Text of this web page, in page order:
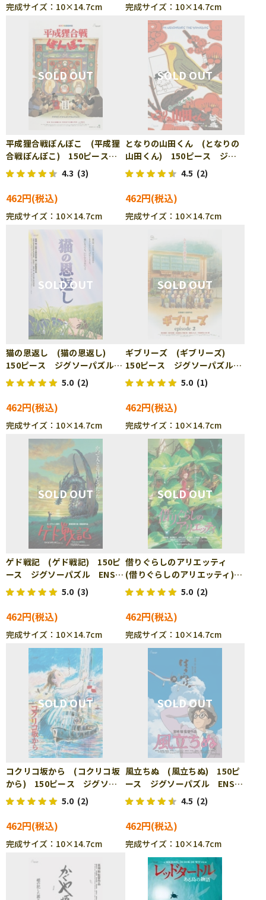
完成サイズ：10×14.7cm 完成サイズ：10×14.7cm
平成狸合戦ぽんぽこ (平成狸
合戦ぽんぽこ) 150ピース
ジグソーパズル ENS-150-
G32
4.3 (3)
462円
完成サイズ：10×14.7cm
となりの山田くん (となりの
山田くん) 150ピース ジグ
ソーパズル ENS-150-G35
4.5 (2)
462円
完成サイズ：10×14.7cm
猫の恩返し (猫の恩返し)
150ピース ジグソーパズル
ENS-150-G37 5.0 (2)
462円
完成サイズ：10×14.7cm
ギブリーズ (ギブリーズ)
150ピース ジグソーパズル
ENS-150-G38 5.0 (1)
462円
完成サイズ：10×14.7cm
ゲド戦記 (ゲド戦記) 150ピ
ース ジグソーパズル ENS-
150-G40
5.0 (3)
462円
完成サイズ：10×14.7cm
借りぐらしのアリエッティ
(借りぐらしのアリエッティ)
150ピース ジグソーパズル
ENS-150-G42
5.0 (2)
462円
完成サイズ：10×14.7cm
コクリコ坂から (コクリコ坂
から) 150ピース ジグソー
パズル ENS-150-G43
5.0 (2)
462円
完成サイズ：10×14.7cm
風立ちぬ (風立ちぬ) 150ピ
ース ジグソーパズル ENS-
150-G44
4.5 (2)
462円
完成サイズ：10×14.7cm